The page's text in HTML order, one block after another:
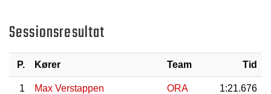
Sessionsresultat
P. Kører Team Tid
1 Max Verstappen ORA 1:21.676